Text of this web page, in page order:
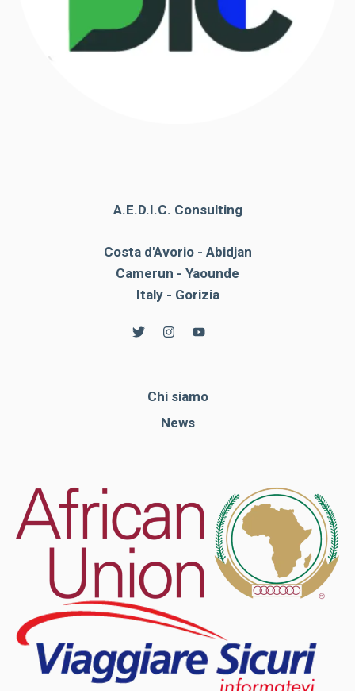
A.E.D.I.C. Consulting
Costa d'Avorio - Abidjan
Camerun - Yaounde
Italy - Gorizia
Chi siamo
News